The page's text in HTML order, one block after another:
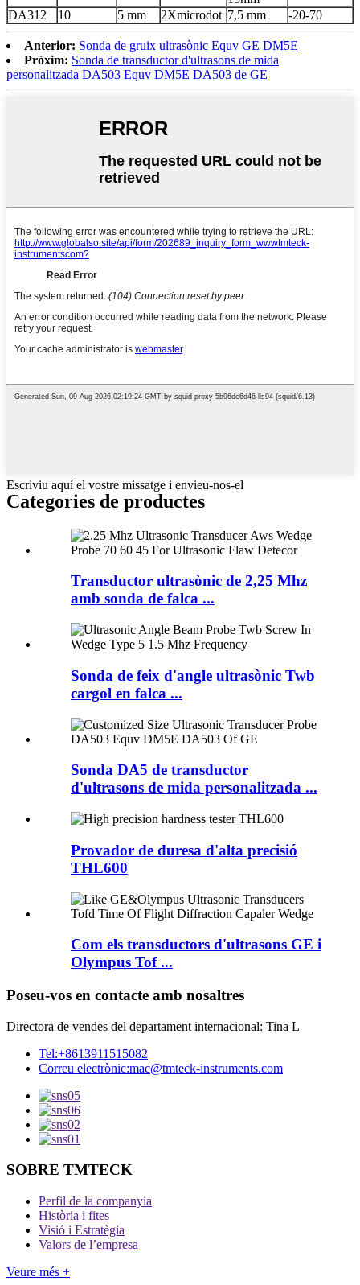
DA312 10 5 mm 2Xmicrodot 7,5 mm -20-70
Anterior: Sonda de gruix ultrasònic Equv GE DM5E
Pròxim: Sonda de transductor d'ultrasons de mida
personalitzada DA503 Equv DM5E DA503 de GE
Escriviu aquí el vostre missatge i envieu-nos-el
Categories de productes
Transductor ultrasònic de 2,25 Mhz
amb sonda de falca ...
Sonda de feix d'angle ultrasònic Twb
cargol en falca ...
Sonda DA5 de transductor
d'ultrasons de mida personalitzada ...
Provador de duresa d'alta precisió
THL600
Com els transductors d'ultrasons GE i
Olympus Tof ...
Poseu-vos en contacte amb nosaltres
Directora de vendes del departament internacional: Tina L
Tel:+8613911515082
Correu electrònic:mac@tmteck-instruments.com
SOBRE TMTECK
Perfil de la companyia
Història i fites
Visió i Estratègia
Valors de l’empresa
Veure més +